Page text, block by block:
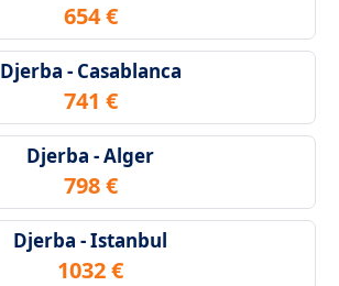
654 €
Djerba - Casablanca
741 €
Djerba - Alger
798 €
Djerba - Istanbul
1032 €